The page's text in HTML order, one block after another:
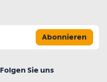
Abonnieren
Folgen Sie uns